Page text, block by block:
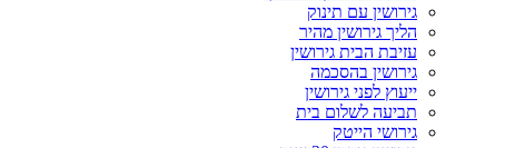
גירושין עם תינוק
הליך גירושין מהיר
עזיבת הבית גירושין
גירושין בהסכמה
ייעוץ לפני גירושין
תביעה לשלום בית
גירושי הייטק